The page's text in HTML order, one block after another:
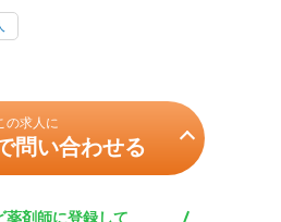
の求人に
問い合わせる
薬剤師に登録して